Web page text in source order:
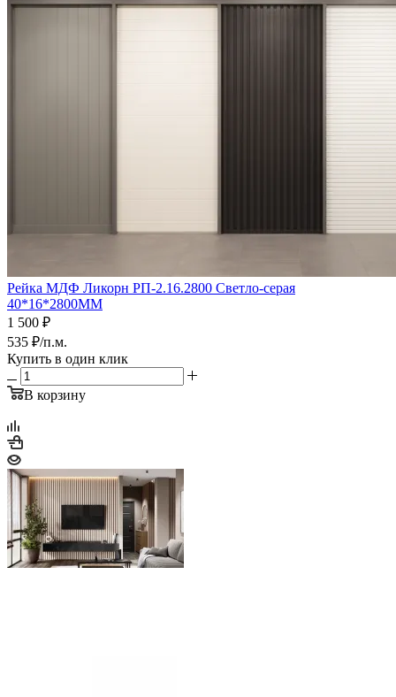
Рейка МДФ Ликорн РП-2.16.2800 Светло-серая
40*16*2800ММ
1 500 ₽
535 ₽/п.м.
Купить в один клик
В корзину